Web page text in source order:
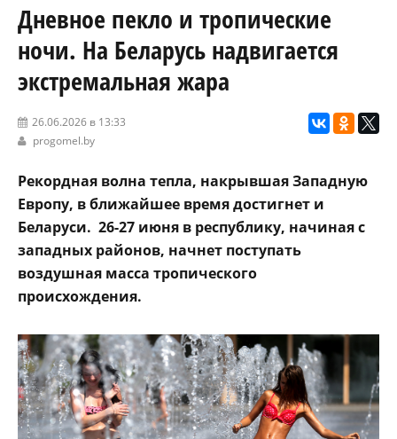
Дневное пекло и тропические
ночи. На Беларусь надвигается
экстремальная жара
26.06.2026 в 13:33
progomel.by
Рекордная волна тепла, накрывшая Западную
Европу, в ближайшее время достигнет и
Беларуси. 26-27 июня в республику, начиная с
западных районов, начнет поступать
воздушная масса тропического
происхождения.